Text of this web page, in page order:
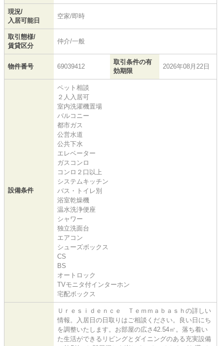
現況/
入居可能日
空家/即時
取引態様/
賃貸区分
仲介/一般
物件番号 69039412
取引条件の有
効期限
2026年08月22日
設備条件
ペット相談
２人入居可
室内洗濯機置場
バルコニー
都市ガス
公営水道
公共下水
エレベーター
ガスコンロ
コンロ２口以上
システムキッチン
バス・トイレ別
浴室乾燥機
温水洗浄便座
シャワー
独立洗面台
エアコン
シューズボックス
CS
BS
オートロック
TVモニタ付インターホン
宅配ボックス
Ｕｒｅｓｉｄｅｎｃｅ Ｔｅｍｍａｂａｓｈの詳しい
情報。入居日の日取りはご相談ください。良い日にち
を調整いたします。お部屋の広さ42.54㎡。落ち着い
た生活ができるリビングとダイニングのある充実設備